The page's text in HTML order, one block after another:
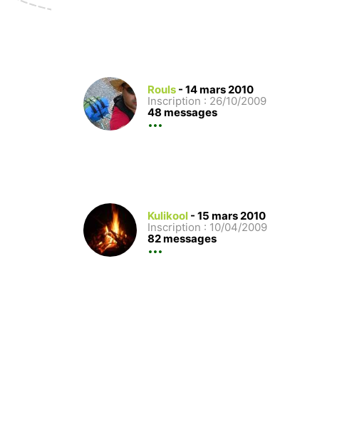
Rouls - 14 mars 2010
Inscription : 26/10/2009
48 messages
Kulikool - 15 mars 2010
Inscription : 10/04/2009
82 messages